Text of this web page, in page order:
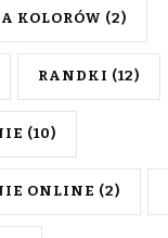
KOLORÓW (2)
RANDKI (12)
(10)
ONLINE (2)